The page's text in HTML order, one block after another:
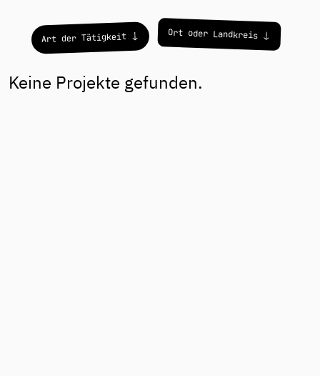
ProjekteArt der Tätigkeit Ort oder Landkreis
Keine Projekte gefunden.